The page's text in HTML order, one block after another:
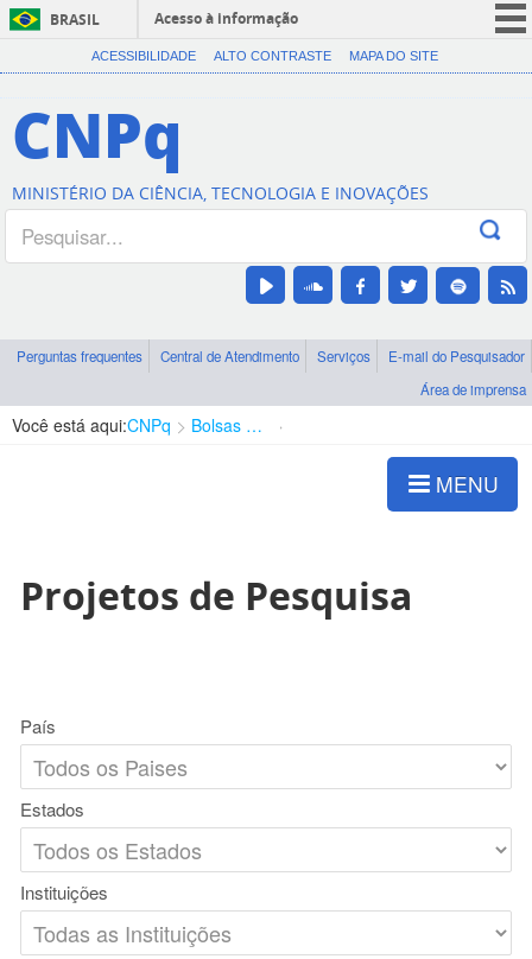
BRASIL
Acesso à informação
CORONAVÍRUS (COVID-19)
Canais
ACESSIBILIDADE ALTO CONTRASTE MAPA DO SITE
CNPq
MINISTÉRIO DA CIÊNCIA, TECNOLOGIA E INOVAÇÕES
Perguntas frequentes Central de Atendimento Serviços
E-mail do Pesquisador
Área de imprensa
Você está aqui:CNPq Bolsas e Auxílios Vigentes
MENU
Projetos de Pesquisa
País
Estados
Instituições